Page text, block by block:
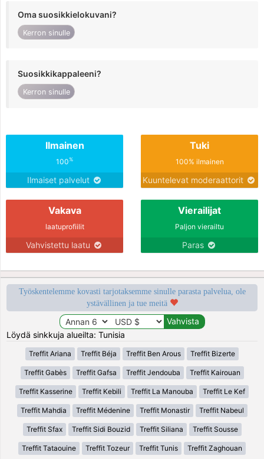
Oma suosikkielokuvani?
Kerron sinulle
Suosikkikappaleeni?
Kerron sinulle
Ilmainen
100%
Ilmaiset palvelut
Tuki
100% ilmainen
Kuuntelevat moderaattorit
Vakava
laatuprofiilit
Vahvistettu laatu
Vierailijat
Paljon vierailtu
Paras
Työskentelemme kovasti tarjotaksemme sinulle parasta palvelua, ole
ystävällinen ja tue meitä
Löydä sinkkuja alueilta: Tunisia
Treffit Ariana Treffit Béja Treffit Ben Arous Treffit Bizerte
Treffit Gabès Treffit Gafsa Treffit Jendouba Treffit Kairouan
Treffit Kasserine Treffit Kebili Treffit La Manouba Treffit Le Kef
Treffit Mahdia Treffit Médenine Treffit Monastir Treffit Nabeul
Treffit Sfax Treffit Sidi Bouzid Treffit Siliana Treffit Sousse
Treffit Tataouine Treffit Tozeur Treffit Tunis Treffit Zaghouan